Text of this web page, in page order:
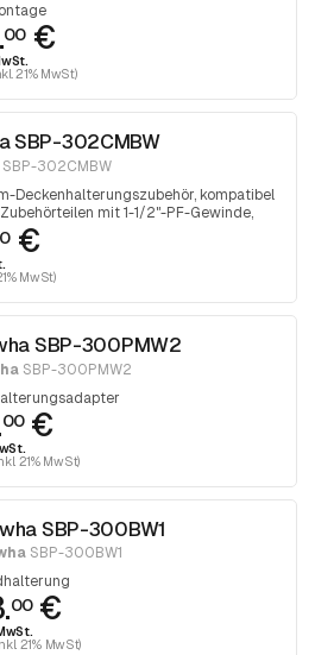
00€
21% MwSt)
SBP-302CMBW
SBP-302CMBW
Deckenhalterungszubehör, kompatibel
mit 1-1/2"-PF-Gewinde,
€
MwSt)
SBP-300PMW2
SBP-300PMW2
00€
21% MwSt)
SBP-300BW1
SBP-300BW1
00€
21% MwSt)